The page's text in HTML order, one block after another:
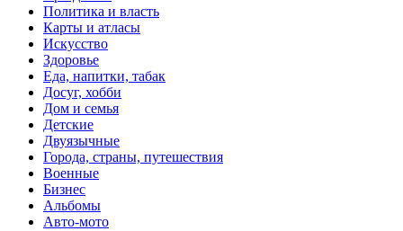
Политика и власть
Карты и атласы
Искусство
Здоровье
Еда, напитки, табак
Досуг, хобби
Дом и семья
Детские
Двуязычные
Города, страны, путешествия
Военные
Бизнес
Альбомы
Авто-мото